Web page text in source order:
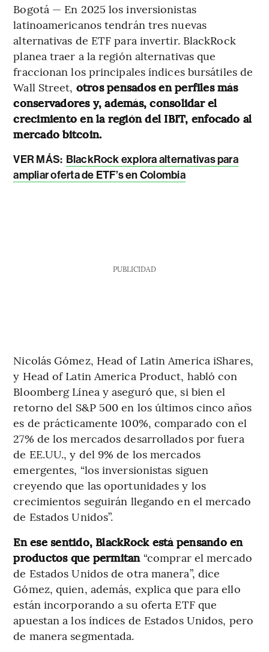
Bogotá — En 2025 los inversionistas
latinoamericanos tendrán tres nuevas
alternativas de ETF para invertir. BlackRock
planea traer a la región alternativas que
fraccionan los principales índices bursátiles de
Wall Street, otros pensados en perfiles más
conservadores y, además, consolidar el
crecimiento en la región del IBIT, enfocado al
mercado bitcoin.
VER MÁS: BlackRock explora alternativas para
ampliar oferta de ETF’s en Colombia
PUBLICIDAD
Nicolás Gómez, Head of Latin America iShares,
y Head of Latin America Product, habló con
Bloomberg Línea y aseguró que, si bien el
retorno del S&P 500 en los últimos cinco años
es de prácticamente 100%, comparado con el
27% de los mercados desarrollados por fuera
de EE.UU., y del 9% de los mercados
emergentes, “los inversionistas siguen
creyendo que las oportunidades y los
crecimientos seguirán llegando en el mercado
de Estados Unidos”.
En ese sentido, BlackRock está pensando en
productos que permitan “comprar el mercado
de Estados Unidos de otra manera”, dice
Gómez, quien, además, explica que para ello
están incorporando a su oferta ETF que
apuestan a los índices de Estados Unidos, pero
de manera segmentada.